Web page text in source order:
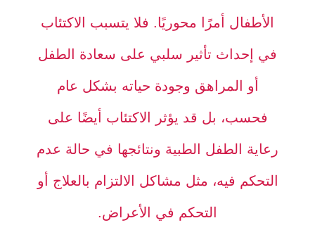
الأطفال أمرًا محوريًا. فلا يتسبب الاكتئاب
في إحداث تأثير سلبي على سعادة الطفل
أو المراهق وجودة حياته بشكل عام
فحسب، بل قد يؤثر الاكتئاب أيضًا على
رعاية الطفل الطبية ونتائجها في حالة عدم
التحكم فيه، مثل مشاكل الالتزام بالعلاج أو
التحكم في الأعراض.